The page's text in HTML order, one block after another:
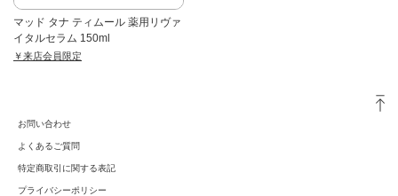
マッド タナ ティムール 薬用リヴァ
イタルセラム 150ml
￥来店会員限定
お問い合わせ
よくあるご質問
特定商取引に関する表記
プライバシーポリシー